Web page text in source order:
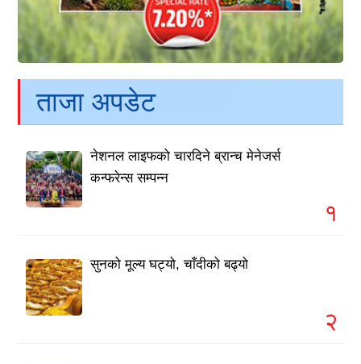
ताजा अपडेट
नेशनल लाइफको चारदिने ब्रान्च मेनेजर्स
कन्फरेन्स सम्पन्न
१
सुनको मूल्य घट्यो, चाँदीको बढ्यो
२